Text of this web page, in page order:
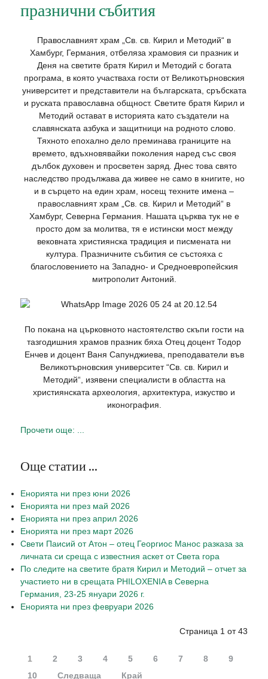
празнични събития
Православният храм „Св. св. Кирил и Методий“ в
Хамбург, Германия, отбеляза храмовия си празник и
Деня на светите братя Кирил и Методий с богата
програма, в която участваха гости от Великотърновския
университет и представители на българската, сръбската
и руската православна общност. Светите братя Кирил и
Методий остават в историята като създатели на
славянската азбука и защитници на родното слово.
Тяхното епохално дело преминава границите на
времето, вдъхновявайки поколения наред със своя
дълбок духовен и просветен заряд. Днес това свято
наследство продължава да живее не само в книгите, но
и в сърцето на един храм, носещ техните имена –
православният храм „Св. св. Кирил и Методий“ в
Хамбург, Северна Германия. Нашата църква тук не е
просто дом за молитва, тя е истински мост между
вековната християнска традиция и писмената ни
култура. Празничните събития се състояха с
благословението на Западно- и Средноевропейския
митрополит Антоний.
По покана на църковното настоятелство скъпи гости на
тазгодишния храмов празник бяха Отец доцент Тодор
Енчев и доцент Ваня Сапунджиева, преподаватели във
Великотърновския университет “Св. св. Кирил и
Методий“, изявени специалисти в областта на
християнската археология, архитектура, изкуство и
иконография.
Прочети още: ...
Още статии ...
Енорията ни през юни 2026
Енорията ни през май 2026
Енорията ни през април 2026
Енорията ни през март 2026
Свети Паисий от Атон – отец Георгиос Манос разказa за
личната си среща с известния аскет от Света гора
По следите на светите братя Кирил и Методий – отчет за
участието ни в срещата PHILOXENIA в Северна
Германия, 23-25 януари 2026 г.
Енорията ни през февруари 2026
Страница 1 от 43
1 2 3 4 5 6 7 8
9
10
Следваща Край